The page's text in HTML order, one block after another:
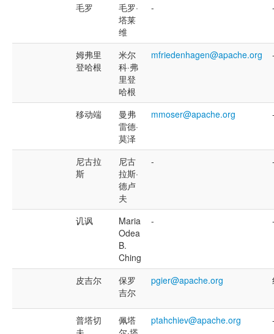
毛罗
毛罗·
塔莱
维
-
姆弗里
登哈根
米尔
科·弗
里登
哈根
mfriedenhagen@apache.org
移动端
曼弗
雷德·
莫泽
mmoser@apache.org
尼古拉
斯
尼古
拉斯·
德卢
夫
-
讥讽
Maria
Odea
B.
Ching
-
皮吉尔
保罗
吉尔
pgier@apache.org
普塔切
佩塔
ptahchiev@apache.org